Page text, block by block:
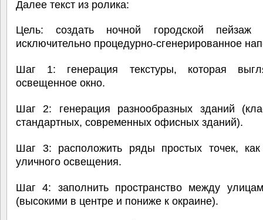
Далее текст из ролика:
Цель: создать ночной городской пейзаж
исключительно процедурно-сгенерированное
Шаг 1: генерация текстуры, которая
освещенное окно.
Шаг 2: генерация разнообразных зданий
стандартных, современных офисных зданий).
Шаг 3: расположить ряды простых точек, как
уличного освещения.
Шаг 4: заполнить пространство между
(высокими в центре и пониже к окраине).